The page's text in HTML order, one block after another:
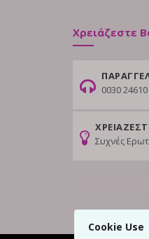
Cookie Use
Χρειάζεστε
0030
Συχνές